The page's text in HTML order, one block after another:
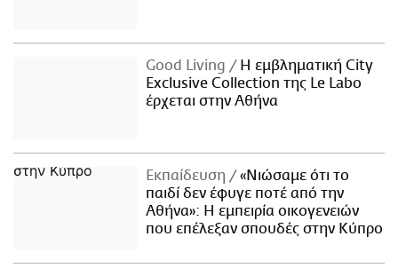
Good Living
Η εμβληματική City
Exclusive Collection της Le Labo
έρχεται στην Αθήνα
Εκπαίδευση
«Νιώσαμε ότι το
παιδί δεν έφυγε ποτέ από την
Αθήνα»: Η εμπειρία οικογενειών
που επέλεξαν σπουδές στην Κύπρο